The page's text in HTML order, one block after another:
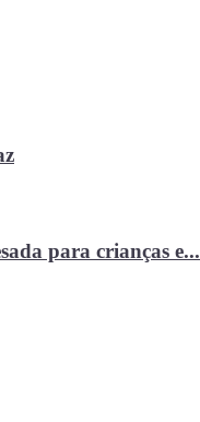
para crianças e...